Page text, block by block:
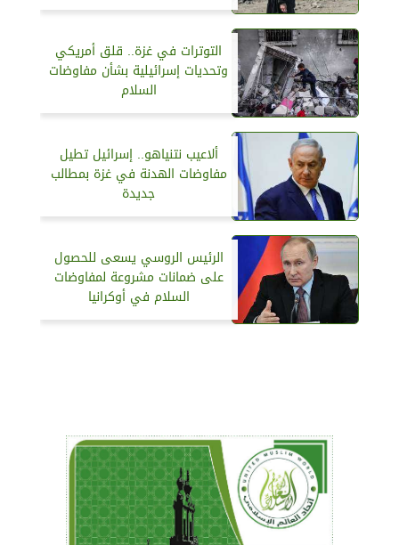
التوترات في غزة.. قلق أمريكي
وتحديات إسرائيلية بشأن مفاوضات
السلام
ألاعيب نتنياهو.. إسرائيل تطيل
مفاوضات الهدنة في غزة بمطالب
جديدة
الرئيس الروسي يسعى للحصول
على ضمانات مشروعة لمفاوضات
السلام في أوكرانيا